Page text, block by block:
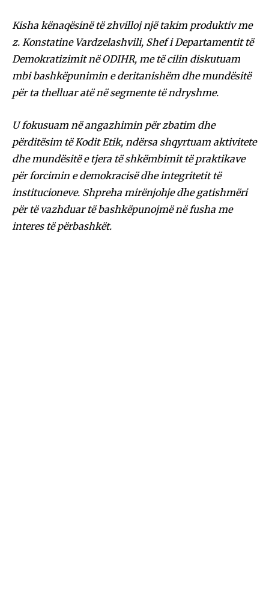
Kisha kënaqësinë të zhvilloj një takim produktiv me
z. Konstatine Vardzelashvili, Shef i Departamentit të
Demokratizimit në ODIHR, me të cilin diskutuam
mbi bashkëpunimin e deritanishëm dhe mundësitë
për ta thelluar atë në segmente të ndryshme.
U fokusuam në angazhimin për zbatim dhe
përditësim të Kodit Etik, ndërsa shqyrtuam aktivitete
dhe mundësitë e tjera të shkëmbimit të praktikave
për forcimin e demokracisë dhe integritetit të
institucioneve. Shpreha mirënjohje dhe gatishmëri
për të vazhduar të bashkëpunojmë në fusha me
interes të përbashkët.